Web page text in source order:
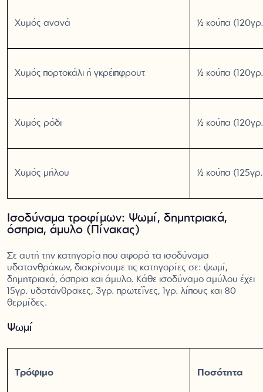
Χυμός ανανά ½ κούπα
Χυμός πορτοκάλι ή γκρέιπφρουτ ½ κούπα
Χυμός ρόδι ½ κούπα
Χυμός μήλου ½ κούπα
Ισοδύναμα τροφίμων: Ψωμί, δημητριακά,
όσπρια, άμυλο (Πίνακας)
Σε αυτή την κατηγορία που αφορά τα ισοδύναμα
υδατανθράκων, διακρίνουμε τις κατηγορίες σε: ψωμί,
δημητριακά, όσπρια και άμυλο. Κάθε ισοδύναμο αμύλου έχει
15γρ. υδατάνθρακες, 3γρ. πρωτεΐνες, 1γρ. λίπους και 80
θερμίδες.
Ψωμί
Τρόφιμο Ποσότητα